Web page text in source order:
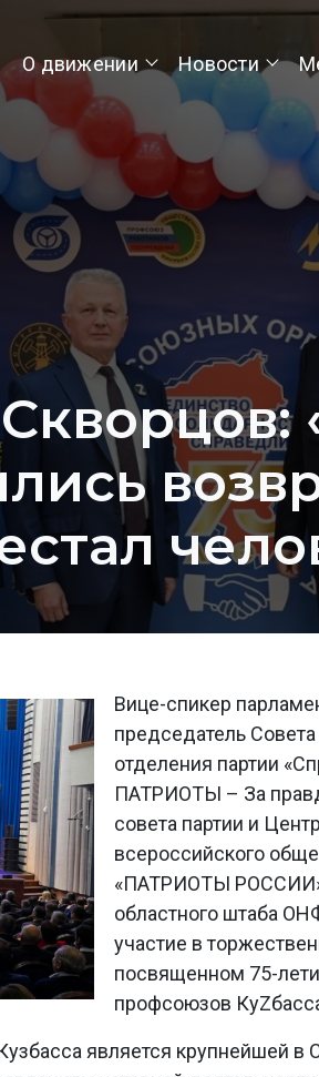
О движении Новости
Вице-спикер
председатель Совета
отделения партии
ПАТРИОТЫ – За
совета партии и
всероссийского
«ПАТРИОТЫ
областного штаба
участие в
посвященном 75-
профсоюзов
является крупнейшей